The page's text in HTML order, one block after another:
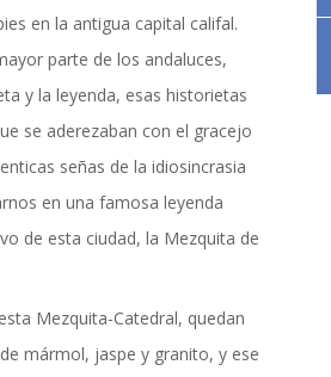
información
en la antigua capital califal.
parte de los andaluces,
y la leyenda, esas historietas
se aderezaban con el gracejo
señas de la idiosincrasia
en una famosa leyenda
de esta ciudad, la Mezquita de
Mezquita-Catedral, quedan
mármol, jaspe y granito, y ese